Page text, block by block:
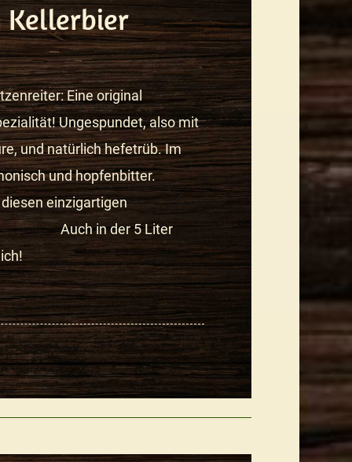
Kellerbier
Eine original
Ungespundet, also mit
und natürlich hefetrüb. Im
und hopfenbitter.
einzigartigen
Auch in der 5 Liter